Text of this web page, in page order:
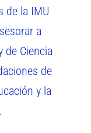
de la IMU
a
de Ciencia
de
y la